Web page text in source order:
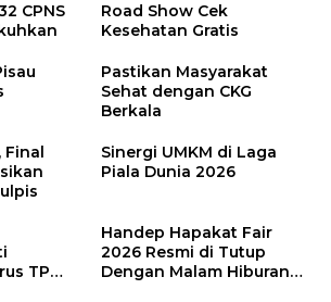
CPNS
Road Show Cek
Kesehatan Gratis
Pastikan Masyarakat
Sehat dengan CKG
Berkala
Sinergi UMKM di Laga
Piala Dunia 2026
TP
Handep Hapakat Fair
2026 Resmi di Tutup
Dengan Malam Hiburan